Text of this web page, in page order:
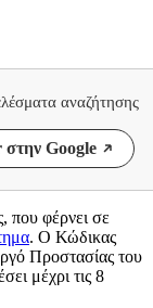
αναζήτησης
Google
που φέρνει σε
. Ο Κώδικας
Προστασίας του
μέχρι τις 8